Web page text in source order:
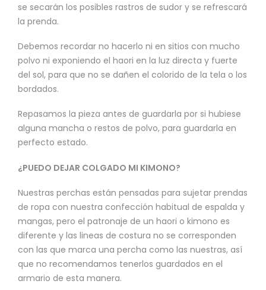
se secarán los posibles rastros de sudor y se refrescará
la prenda.
Debemos recordar no hacerlo ni en sitios con mucho
polvo ni exponiendo el haori en la luz directa y fuerte
del sol, para que no se dañen el colorido de la tela o los
bordados.
Repasamos la pieza antes de guardarla por si hubiese
alguna mancha o restos de polvo, para guardarla en
perfecto estado.
¿PUEDO DEJAR COLGADO MI KIMONO?
Nuestras perchas están pensadas para sujetar prendas
de ropa con nuestra confección habitual de espalda y
mangas, pero el patronaje de un haori o kimono es
diferente y las lineas de costura no se corresponden
con las que marca una percha como las nuestras, así
que no recomendamos tenerlos guardados en el
armario de esta manera.